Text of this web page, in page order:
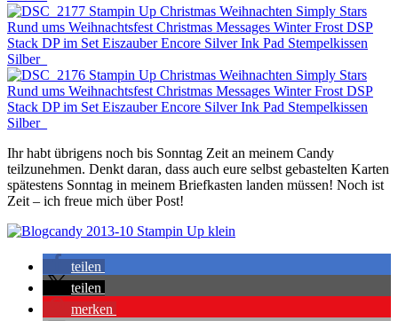
Ihr habt übrigens noch bis Sonntag Zeit an meinem Candy
teilzunehmen. Denkt daran, dass auch eure selbst gebastelten Karten
spätestens Sonntag in meinem Briefkasten landen müssen! Noch ist
Zeit – ich freue mich über Post!
teilen
teilen
merken